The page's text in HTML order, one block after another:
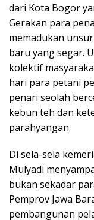
dari Kota Bogor
Gerakan para
memadukan
baru yang segar.
kolektif
hari para petani
penari seolah
kebun teh dan
parahyangan.
Di sela-sela
Mulyadi
bukan sekadar
Pemprov Jawa
pembangunan